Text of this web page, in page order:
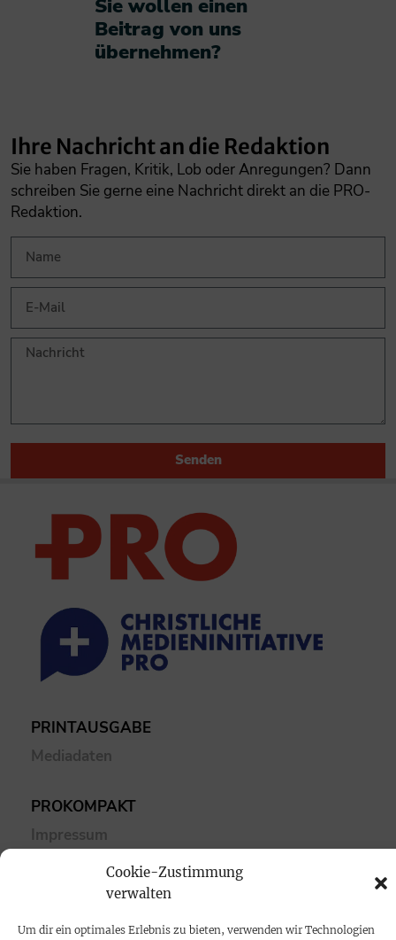
Cookie-Zustimmung
verwalten
Um dir ein optimales Erlebnis zu bieten, verwenden wir Technologien
Sie wollen einen
Beitrag von uns
übernehmen?​
Ihre Nachricht an die Redaktion
Sie haben Fragen, Kritik, Lob oder Anregungen? Dann
schreiben Sie gerne eine Nachricht direkt an die PRO-
Redaktion.
Senden
PRINTAUSGABE
Mediadaten
PROKOMPAKT
Impressum